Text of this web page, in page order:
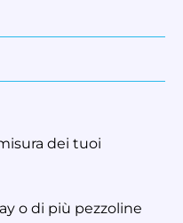
dei tuoi
o di più pezzoline